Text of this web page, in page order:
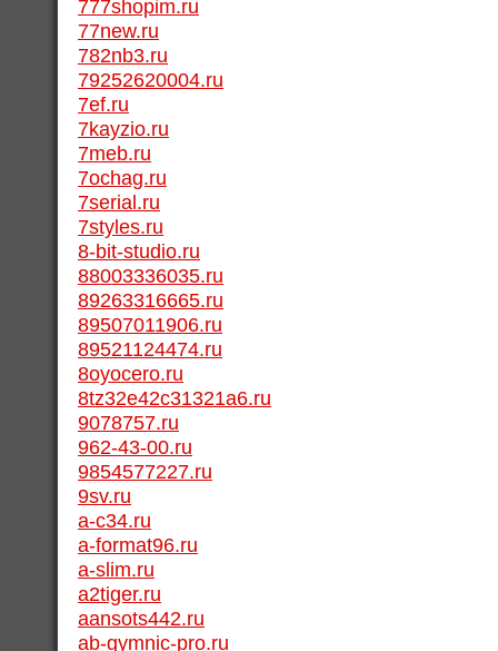
777shopim.ru
77new.ru
782nb3.ru
79252620004.ru
7ef.ru
7kayzio.ru
7meb.ru
7ochag.ru
7serial.ru
7styles.ru
8-bit-studio.ru
88003336035.ru
89263316665.ru
89507011906.ru
89521124474.ru
8oyocero.ru
8tz32e42c31321a6.ru
9078757.ru
962-43-00.ru
9854577227.ru
9sv.ru
a-c34.ru
a-format96.ru
a-slim.ru
a2tiger.ru
aansots442.ru
ab-gymnic-pro.ru